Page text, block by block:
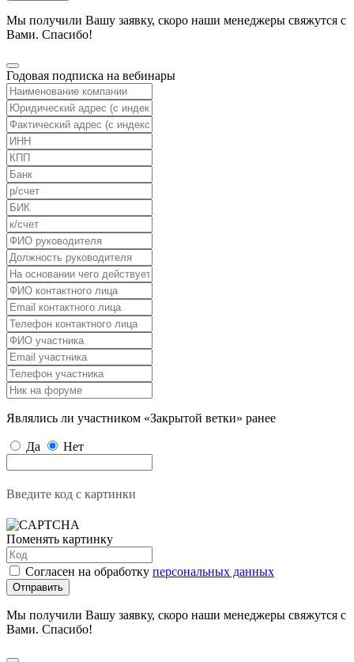
Мы получили Вашу заявку, скоро наши менеджеры свяжутся с
Вами. Спасибо!
Годовая подписка на вебинары
Являлись ли участником «Закрытой ветки» ранее
Да Нет
Введите код с картинки
Поменять картинку
Согласен на обработку персональных данных
Отправить
Мы получили Вашу заявку, скоро наши менеджеры свяжутся с
Вами. Спасибо!